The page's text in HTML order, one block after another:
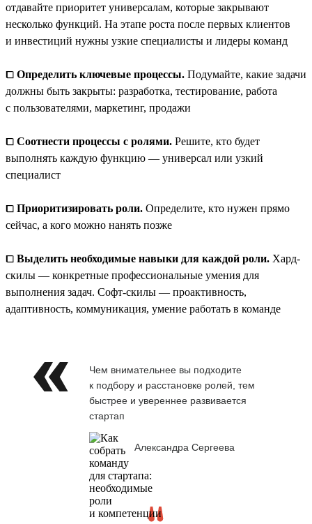
отдавайте приоритет универсалам, которые закрывают
несколько функций. На этапе роста после первых клиентов
и инвестиций нужны узкие специалисты и лидеры команд
⧠ Определить ключевые процессы. Подумайте, какие задачи
должны быть закрыты: разработка, тестирование, работа
с пользователями, маркетинг, продажи
⧠ Соотнести процессы с ролями. Решите, кто будет
выполнять каждую функцию — универсал или узкий
специалист
⧠ Приоритизировать роли. Определите, кто нужен прямо
сейчас, а кого можно нанять позже
⧠ Выделить необходимые навыки для каждой роли. Хард-
скилы — конкретные профессиональные умения для
выполнения задач. Софт-скилы — проактивность,
адаптивность, коммуникация, умение работать в команде
Чем внимательнее вы подходите
к подбору и расстановке ролей, тем
быстрее и увереннее развивается
стартап
Александра Сергеева